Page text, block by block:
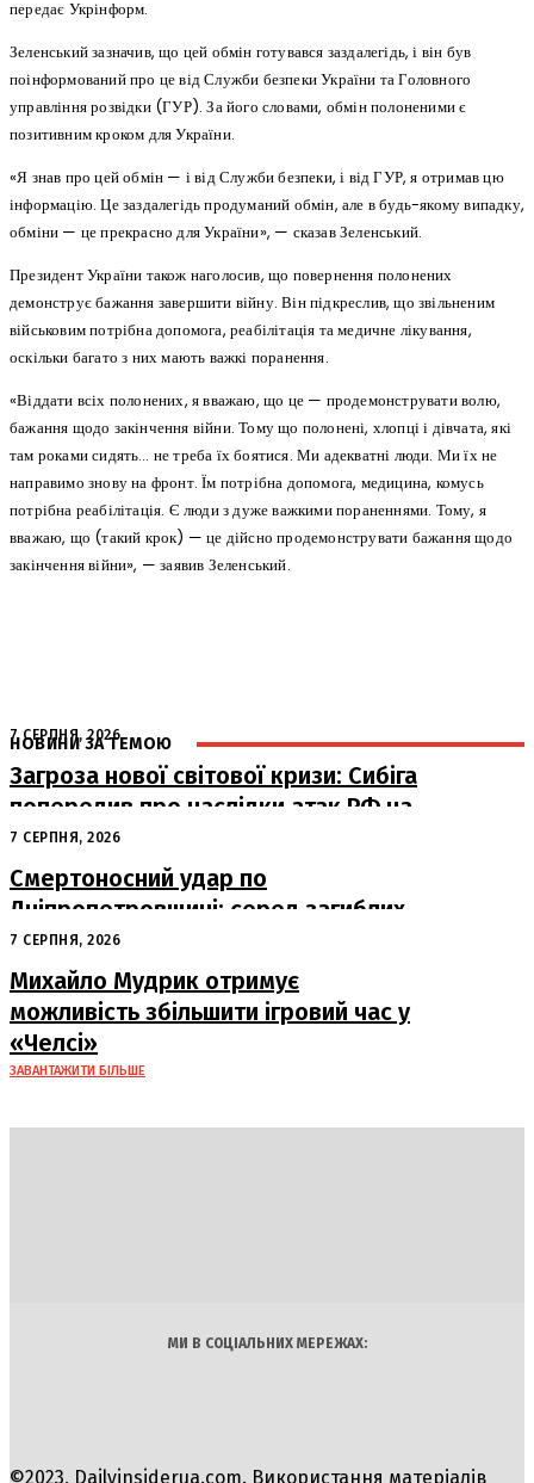
передає Укрінформ.
Зеленський зазначив, що цей обмін готувався заздалегідь, і він був
поінформований про це від Служби безпеки України та Головного
управління розвідки (ГУР). За його словами, обмін полоненими є
позитивним кроком для України.
«Я знав про цей обмін — і від Служби безпеки, і від ГУР, я отримав цю
інформацію. Це заздалегідь продуманий обмін, але в будь-якому випадку,
обміни — це прекрасно для України», — сказав Зеленський.
Президент України також наголосив, що повернення полонених
демонструє бажання завершити війну. Він підкреслив, що звільненим
військовим потрібна допомога, реабілітація та медичне лікування,
оскільки багато з них мають важкі поранення.
«Віддати всіх полонених, я вважаю, що це — продемонструвати волю,
бажання щодо закінчення війни. Тому що полонені, хлопці і дівчата, які
там роками сидять… не треба їх боятися. Ми адекватні люди. Ми їх не
направимо знову на фронт. Їм потрібна допомога, медицина, комусь
потрібна реабілітація. Є люди з дуже важкими пораненнями. Тому, я
вважаю, що (такий крок) — це дійсно продемонструвати бажання щодо
закінчення війни», — заявив Зеленський.
НОВИНИ ЗА ТЕМОЮ
7 СЕРПНЯ, 2026
Загроза нової світової кризи: Сибіга
попередив про наслідки атак РФ на
судна
7 СЕРПНЯ, 2026
Смертоносний удар по
Дніпропетровщині: серед загиблих
– працівники «Укрпошти»
7 СЕРПНЯ, 2026
Михайло Мудрик отримує
можливість збільшити ігровий час у
«Челсі»
ЗАВАНТАЖИТИ БІЛЬШЕ
МИ В СОЦІАЛЬНИХ МЕРЕЖАХ:
©2023, Dailyinsiderua.com. Використання матеріалів